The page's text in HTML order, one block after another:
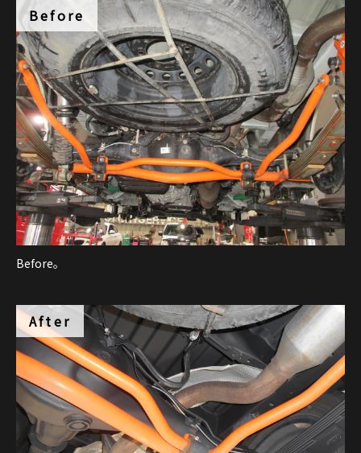
Before
Before。
After